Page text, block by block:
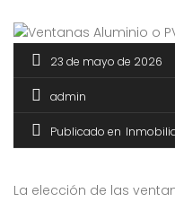
23 de mayo de 2026
admin
Publicado en
La elección de las